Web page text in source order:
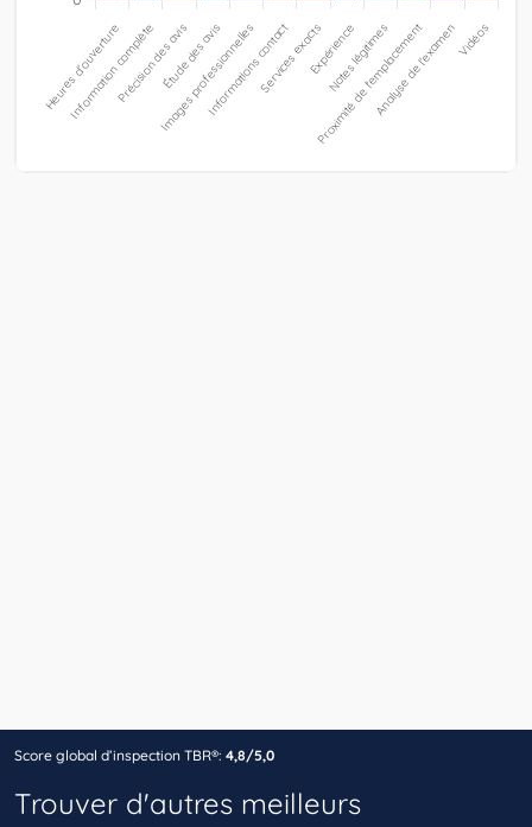
Score global d’inspection TBR®: 4,8/5,0
Trouver d'autres meilleurs